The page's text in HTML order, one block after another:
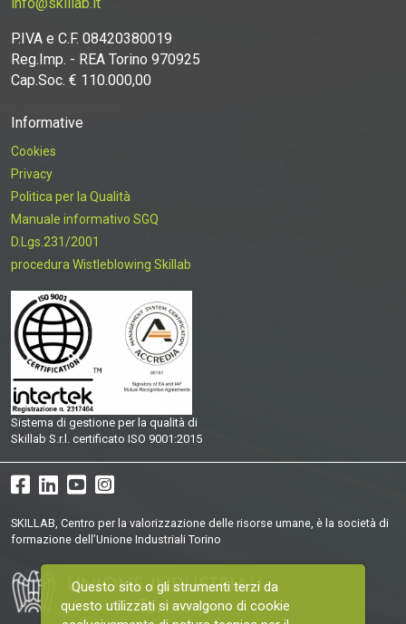
P.IVA e C.F. 08420380019
Reg.Imp. - REA Torino 970925
Cap.Soc. € 110.000,00
Informative
Cookies
Privacy
Politica per la Qualità
Manuale informativo SGQ
D.Lgs.231/2001
procedura Wistleblowing Skillab
Sistema di gestione per la qualità di
Skillab S.r.l. certificato ISO 9001:2015
SKILLAB, Centro per la valorizzazione delle risorse umane, è la società di
formazione dell’Unione Industriali Torino
Questo sito o gli strumenti terzi da
questo utilizzati si avvalgono di cookie